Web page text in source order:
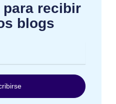
recibir
blogs